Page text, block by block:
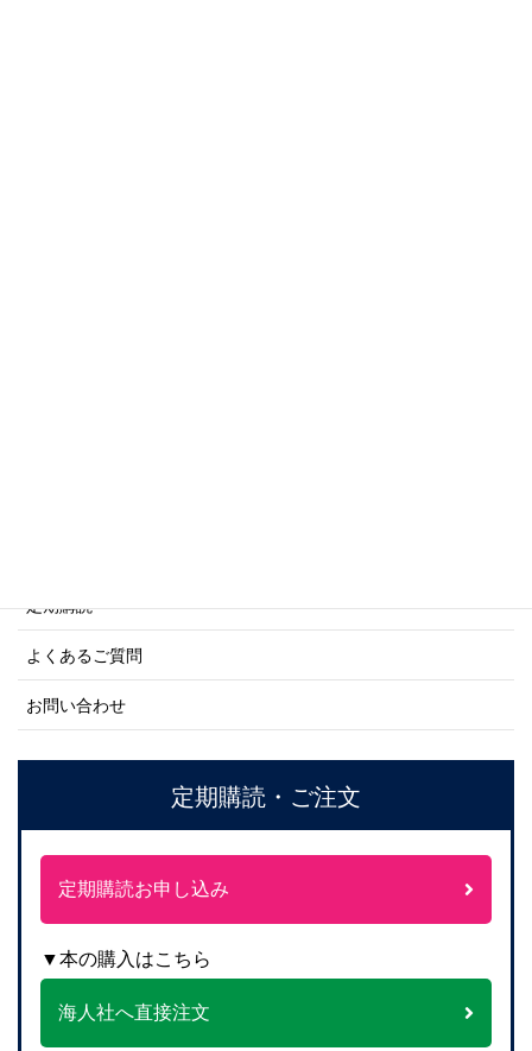
定期購読
よくあるご質問
お問い合わせ
定期購読・ご注文
定期購読お申し込み
▼本の購入はこちら
海人社へ直接注文